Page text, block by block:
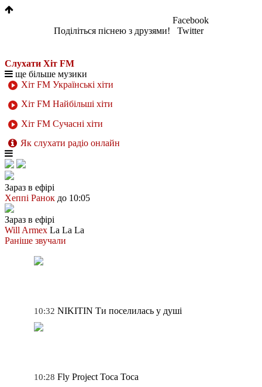
Поділіться піснею з друзями!
Facebook
Twitter
Слухати Хіт FM
ще більше музики
Хіт FM Українські хіти
Хіт FM Найбільші хіти
Хіт FM Сучасні хіти
Як слухати радіо онлайн
Зараз в ефірі
Хеппі Ранок до 10:05
Зараз в ефірі
Will Armex La La La
Раніше звучали
10:32 NIKITIN Ти поселилась у душі
10:28 Fly Project Toca Toca